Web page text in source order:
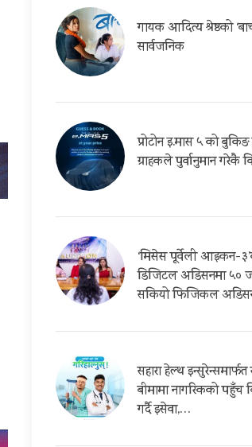
गायक आदित्य श्रेष्ठको
सार्वजनिक
प्रोटोन इ.मास ५ को
ग्राहकले पुर्वानुमान गरेकै
‘मिसेस पूर्वेली आइकन-
डिजिटल अडिसनमा ५०
सकियो फिजिकल
सहारा हेल्थ इन्सुरेन्समार्फत
बीमामा नागरिकको पहुँच
गर्दै इसेवा,…